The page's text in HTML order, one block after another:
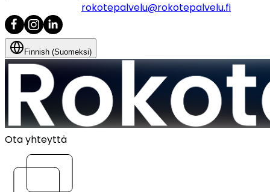
rokotepalvelu@rokotepalvelu.fi
Finnish (Suomeksi)
Ota yhteyttä